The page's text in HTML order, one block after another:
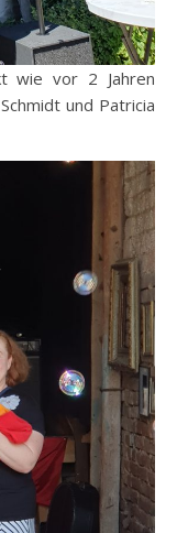
wie vor 2 Jahren
und Patricia